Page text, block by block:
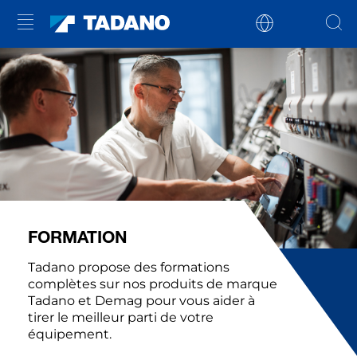
FORMATION
Tadano propose des formations
complètes sur nos produits de marque
Tadano et Demag pour vous aider à
tirer le meilleur parti de votre
équipement.